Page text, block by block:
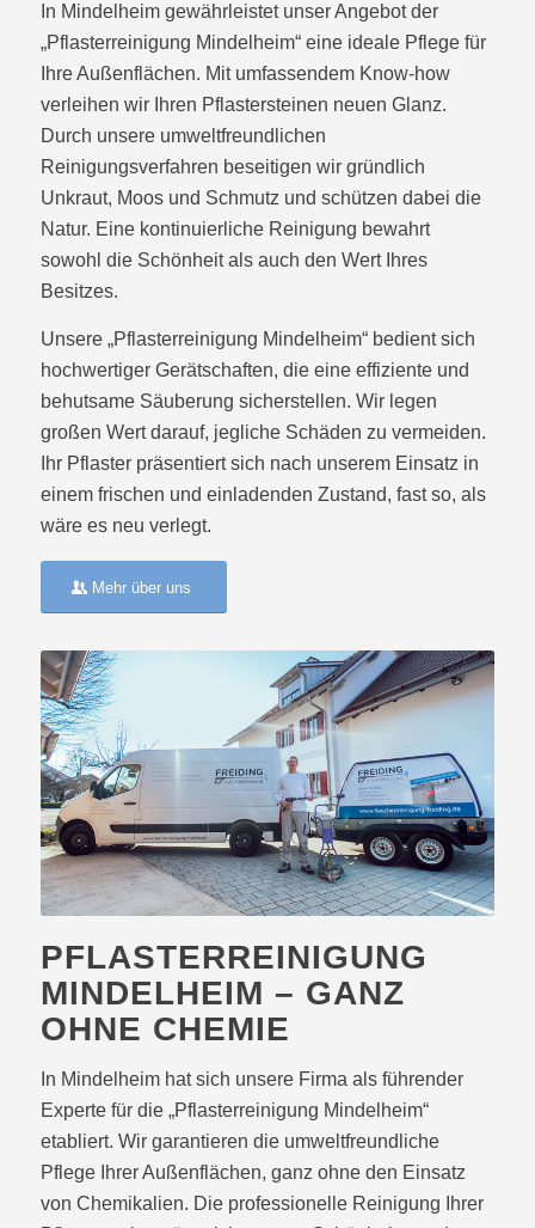
In Mindelheim gewährleistet unser Angebot der
„Pflasterreinigung Mindelheim“ eine ideale Pflege für
Ihre Außenflächen. Mit umfassendem Know-how
verleihen wir Ihren Pflastersteinen neuen Glanz.
Durch unsere umweltfreundlichen
Reinigungsverfahren beseitigen wir gründlich
Unkraut, Moos und Schmutz und schützen dabei die
Natur. Eine kontinuierliche Reinigung bewahrt
sowohl die Schönheit als auch den Wert Ihres
Besitzes.
Unsere „Pflasterreinigung Mindelheim“ bedient sich
hochwertiger Gerätschaften, die eine effiziente und
behutsame Säuberung sicherstellen. Wir legen
großen Wert darauf, jegliche Schäden zu vermeiden.
Ihr Pflaster präsentiert sich nach unserem Einsatz in
einem frischen und einladenden Zustand, fast so, als
wäre es neu verlegt.
Mehr über uns
PFLASTERREINIGUNG
MINDELHEIM – GANZ
OHNE CHEMIE
In Mindelheim hat sich unsere Firma als führender
Experte für die „Pflasterreinigung Mindelheim“
etabliert. Wir garantieren die umweltfreundliche
Pflege Ihrer Außenflächen, ganz ohne den Einsatz
von Chemikalien. Die professionelle Reinigung Ihrer